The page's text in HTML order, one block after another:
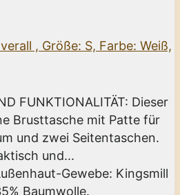
, Größe: S, Farbe: Weiß,
FUNKTIONALITÄT: Dieser
Brusttasche mit Patte für
und zwei Seitentaschen.
und...
Gewebe: Kingsmill
Baumwolle.